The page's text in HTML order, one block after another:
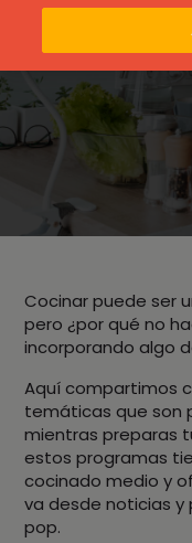
Cocinar puede ser
pero ¿por qué no
incorporando algo
Aquí compartimos
temáticas que son
mientras preparas
estos programas
cocinado medio y
va desde noticias y
pop.